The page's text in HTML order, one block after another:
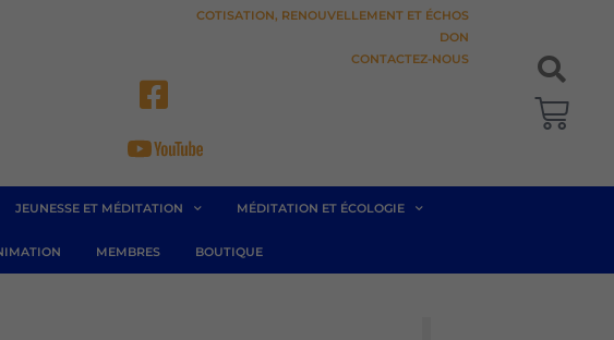
COTISATION, RENOUVELLEMENT ET ÉCHOS
DON
CONTACTEZ-NOUS
JEUNESSE ET MÉDITATION MÉDITATION ET ÉCOLOGIE
MEMBRES BOUTIQUE